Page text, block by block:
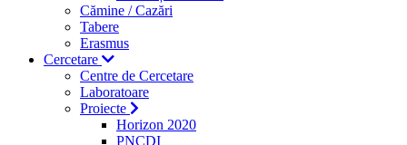
Cămine / Cazări
Tabere
Erasmus
Cercetare
Centre de Cercetare
Laboratoare
Proiecte
Horizon 2020
PNCDI